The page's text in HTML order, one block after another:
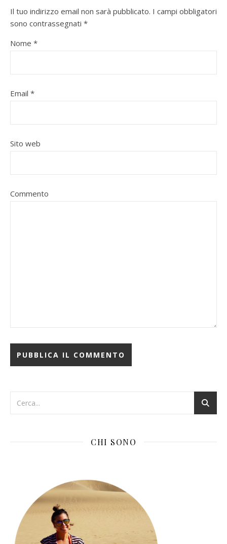
Il tuo indirizzo email non sarà pubblicato. I campi obbligatori
sono contrassegnati *
Nome *
Email *
Sito web
Commento
CHI SONO